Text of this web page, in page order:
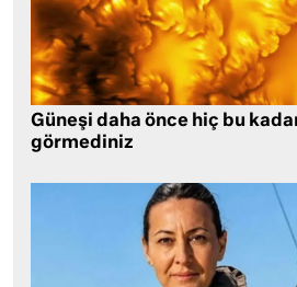
Güneşi daha önce hiç bu
görmediniz